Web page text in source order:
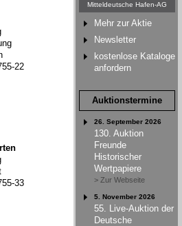
22
33
Mitteldeutsche Hafen-AG
Mehr zur Aktie
Newsletter
kostenlose Kataloge
anfordern
Auktionstermine
26. September 2026
130. Auktion
Freunde
Historischer
Wertpapiere
> Zur Webseite
5. November 2026
55. Live-Auktion der
Deutsche